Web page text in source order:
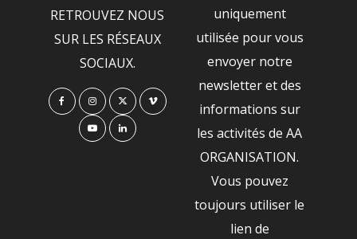
RETROUVEZ NOUS
SUR LES RÉSEAUX
SOCIAUX.
uniquement
utilisée pour vous
envoyer notre
newsletter et des
informations sur
les activités de AA
ORGANISATION.
Vous pouvez
toujours utiliser le
lien de